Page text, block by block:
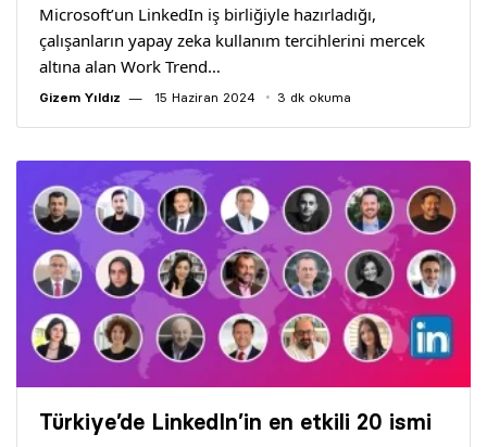
Microsoft’un LinkedIn iş birliğiyle hazırladığı,
çalışanların yapay zeka kullanım tercihlerini mercek
altına alan Work Trend…
Gizem Yıldız 15 Haziran 2024 3 dk okuma
Türkiye’de LinkedIn’in en etkili 20 ismi